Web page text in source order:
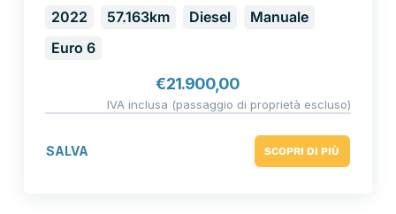
2022 57.163km Diesel
Manuale
Euro 6
€21.900,00
IVA inclusa (passaggio di proprietà escluso)
SALVA SCOPRI DI PIÙ